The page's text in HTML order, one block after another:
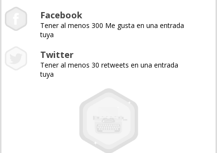
Facebook
Tener al menos 300 Me gusta en una entrada
tuya
Twitter
Tener al menos 30 retweets en una entrada
tuya